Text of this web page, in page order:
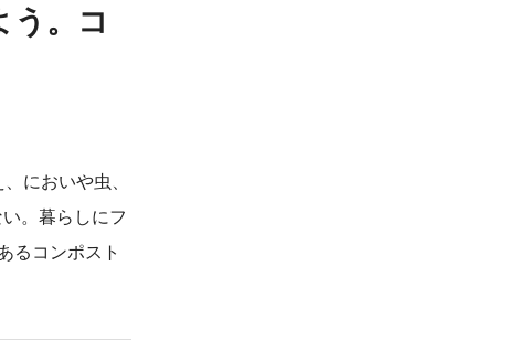
う。コ
においや虫、
。暮らしにフ
るコンポスト